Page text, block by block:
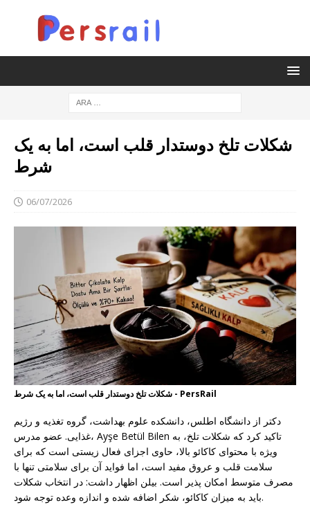
شکلات تلخ دوستدار قلب است، اما به یک
شرط
06/07/2026
شکلات تلخ دوستدار قلب است، اما به یک شرط - PersRail
دکتر از دانشگاه اطلس، دانشکده علوم بهداشت، گروه تغذیه و رژیم
غذایی. عضو مدرس، Ayşe Betül Bilen تاکید کرد که شکلات تلخ، به
ویژه با محتوای کاکائو بالا، حاوی اجزای فعال زیستی است که برای
سلامت قلب و عروق مفید است، اما فواید آن برای سلامتی تنها با
مصرف متوسط ​​امکان پذیر است. بیلن اظهار داشت: در انتخاب شکلات
باید به میزان کاکائو، شکر اضافه شده و اندازه وعده توجه شود.